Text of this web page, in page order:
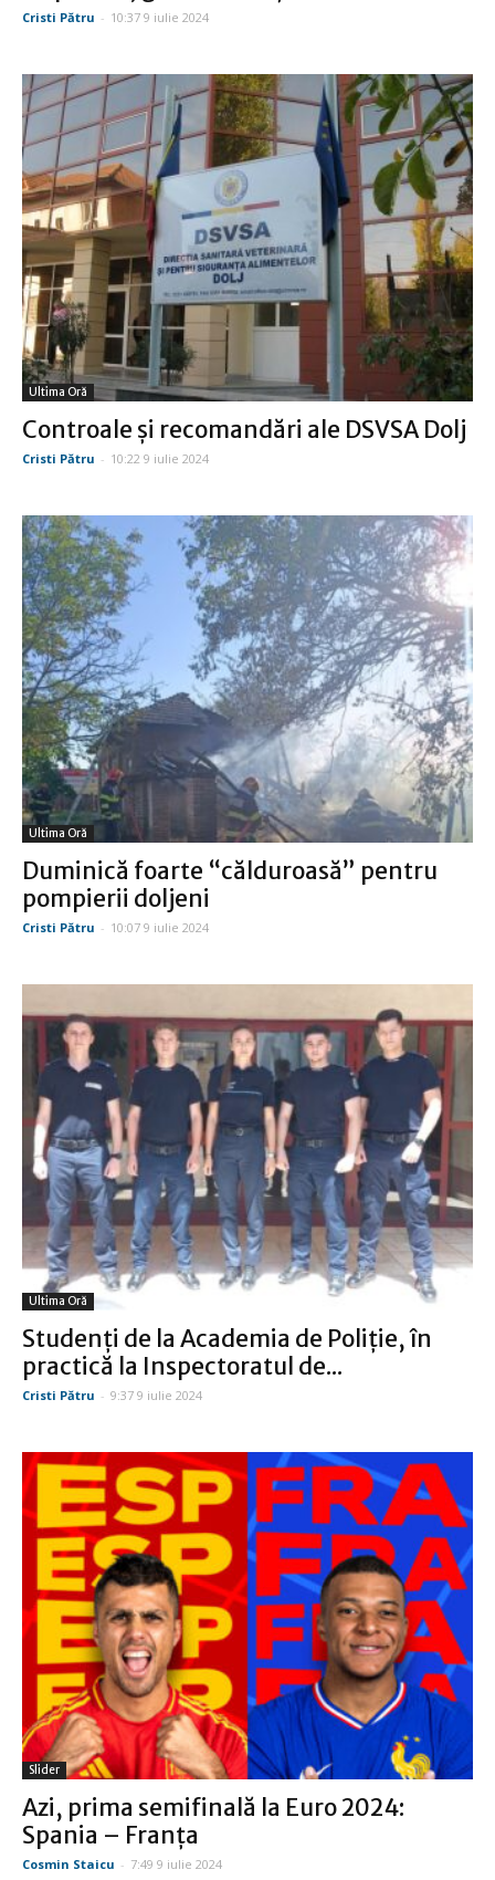
Cristi Pătru - 10:37 9 iulie 2024
Ultima Oră
Controale şi recomandări ale DSVSA Dolj
Cristi Pătru - 10:22 9 iulie 2024
Ultima Oră
Duminică foarte “călduroasă” pentru
pompierii doljeni
Cristi Pătru - 10:07 9 iulie 2024
Ultima Oră
Studenţi de la Academia de Poliţie, în
practică la Inspectoratul de...
Cristi Pătru - 9:37 9 iulie 2024
Slider
Azi, prima semifinală la Euro 2024:
Spania – Franţa
Cosmin Staicu - 7:49 9 iulie 2024